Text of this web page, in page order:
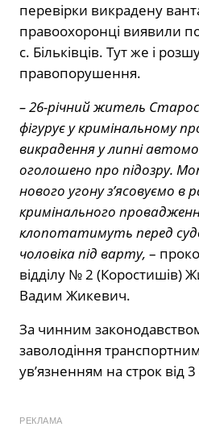
перевірки викрадену
правоохоронці виявили
с. Більківців. Тут же і
правопорушення.
– 26-річний житель
фігурує у кримінальному
викрадення у липні
оголошено про підозру.
нового угону з’ясовуємо в
кримінального
клопотатимуть перед
чоловіка під варту, –
відділу № 2 (Коростишів)
Вадим Жикевич.
За чинним
заволодіння
ув’язненням на строк від
РЕКЛАМА